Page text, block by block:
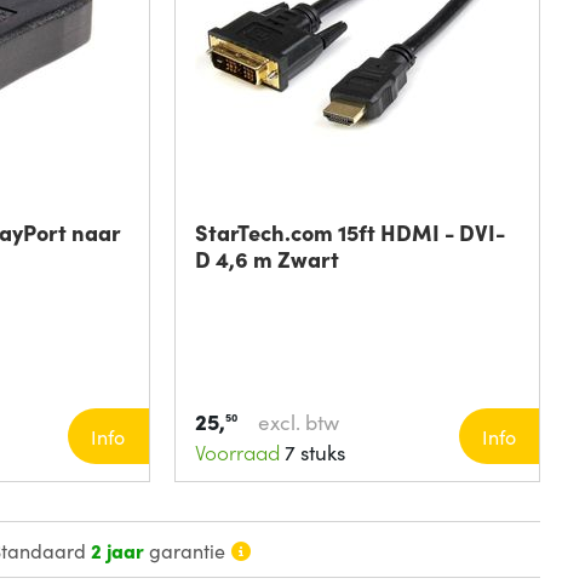
naar
Info
StarTech.com 15ft HDMI - DVI-
D 4,6 m Zwart
25,50
excl. btw
Voorraad 7 stuks
Info
2 jaargarantie